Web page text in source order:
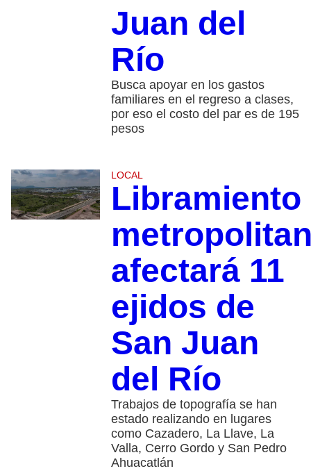
Juan del
Río
Busca apoyar en los gastos
familiares en el regreso a clases,
por eso el costo del par es de 195
pesos
LOCAL
Libramiento
afectará 11
ejidos de
San Juan
del Río
Trabajos de topografía se han
estado realizando en lugares
como Cazadero, La Llave, La
Valla, Cerro Gordo y San Pedro
Ahuacatlán